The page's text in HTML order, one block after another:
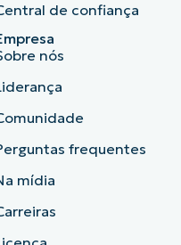
de confiança
nós
frequentes
mídia